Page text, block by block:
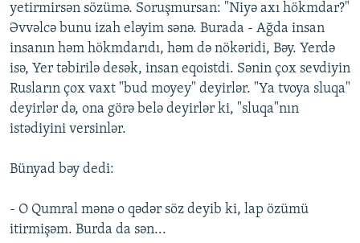
yetirmirsən sözümə. Soruşmursan: "Niyə axı hökmdar?"
Əvvəlcə bunu izah eləyim sənə. Burada - Ağda insan
insanın həm hökmdarıdı, həm də nökəridi, Bəy. Yerdə
isə, Yer təbirilə desək, insan eqoistdi. Sənin çox sevdiyin
Rusların çox vaxt "bud moyey" deyirlər. "Ya tvoya sluqa"
deyirlər də, ona görə belə deyirlər ki, "sluqa"nın
istədiyini versinlər.
Bünyad bəy dedi:
- O Qumral mənə o qədər söz deyib ki, lap özümü
itirmişəm. Burda da sən...